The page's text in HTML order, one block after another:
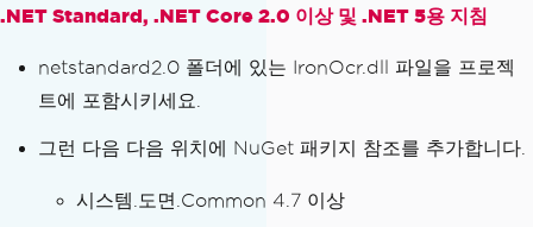
.NET Standard, .NET Core 2.0 이상 및 .NET 5용 지침
netstandard2.0 폴더에 있는 IronOcr.dll 파일을 프로젝
트에 포함시키세요.
그런 다음 다음 위치에 NuGet 패키지 참조를 추가합니다.
시스템.도면.Common 4.7 이상